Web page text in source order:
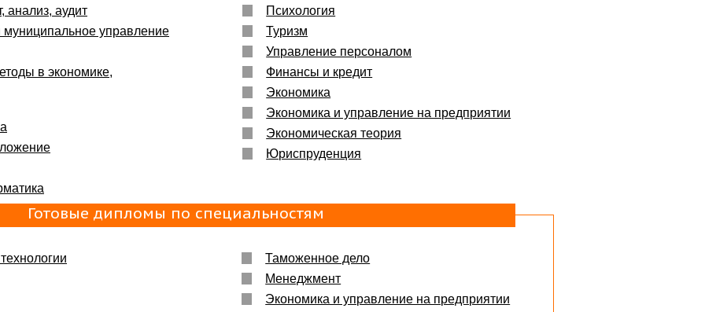
анализ, аудит
муниципальное управление
в экономике,
Психология
Туризм
Управление персоналом
Финансы и кредит
Экономика
Экономика и управление на предприятии
Экономическая теория
Юриспруденция
Готовые дипломы по специальностям
Таможенное дело
Менеджмент
Экономика и управление на предприятии